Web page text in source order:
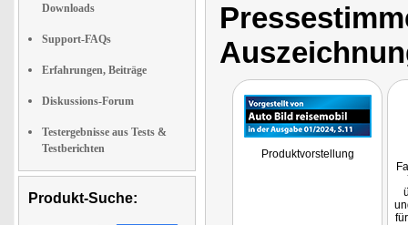
Downloads
Support-FAQs
Erfahrungen, Beiträge
Diskussions-Forum
Testergebnisse aus Tests &
Testberichten
Produkt-Suche:
Produktvorstellung